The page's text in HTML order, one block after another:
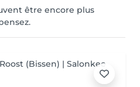
être encore plus